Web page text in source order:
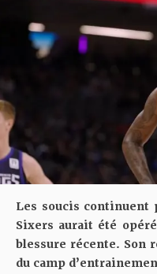
Les soucis continuent
Sixers aurait été
blessure récente. Son
du camp